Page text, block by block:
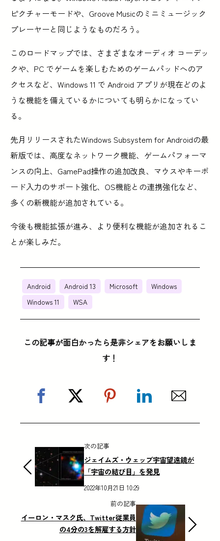
ピクチャーモードや、Groove Musicのミニミュージック
プレーヤーと同じようなものだろう。
このロードマップでは、さまざまなオーディオ コーデッ
クや、PC でゲームを楽しむためのゲームパッドへのア
クセスなど、Windows 11 で Android アプリが現在どのよ
うな機能を備えているかについても明らかになってい
る。
先月リリースされたWindows Subsystem for Androidの最
新版では、高度なネットワーク機能、ゲームパフォーマ
ンスの向上、GamePad操作の追加改良、マウスやキーボ
ード入力のサポート強化、OS機能との連携強化など、
多くの新機能が追加されている。
今後も機能拡張が進み、より便利な機能が追加されるこ
とが楽しみだ。
Android Android 13 Microsoft
Windows
Windows 11
WSA
この記事が面白かったら是非シェアをお願いしま
す！
次の記事
ジェイムズ・ウェッブ宇宙望遠鏡が
「宇宙の結び目」を発見
2022年10月21日 10:29
前の記事
イーロン・マスク氏、Twitter従業員
の4分の3を解雇する方針